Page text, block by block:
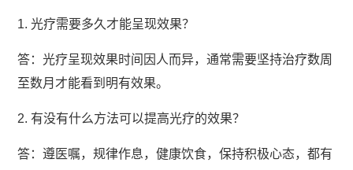
1. 光疗需要多久才能呈现效果？
答：光疗呈现效果时间因人而异，通常需要坚持治疗数周
至数月才能看到明有效果。
2. 有没有什么方法可以提高光疗的效果？
答：遵医嘱，规律作息，健康饮食，保持积极心态，都有